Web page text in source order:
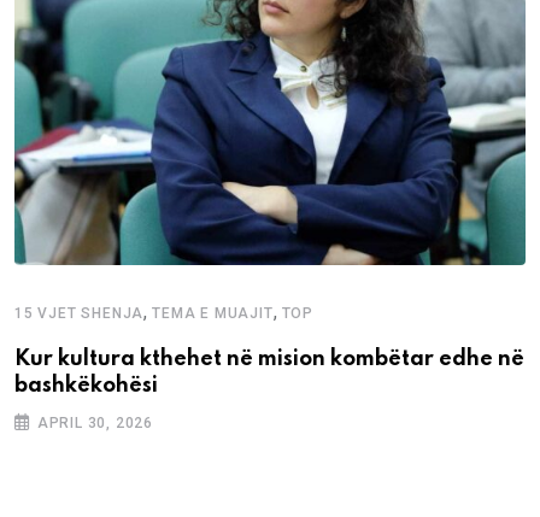
15 VJET SHENJA,TEMA E MUAJIT, TOP
Kur kultura kthehet në mision kombëtar edhe në
bashkëkohësi
APRIL 30, 2026